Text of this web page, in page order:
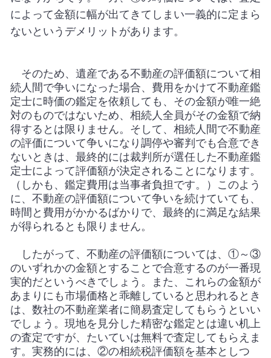
によって金額に幅が出てきてしまい一義的に定まら
ないというデメリットがあります。
そのため、遺産である不動産の評価額について相
続人間で争いになった場合、費用をかけて不動産鑑
定士に時価の鑑定を依頼しても、その金額が唯一絶
対のものではないため、相続人全員がその金額で納
得するとは限りません。そして、相続人間で不動産
の評価について争いになり調停や審判でも合意でき
ないときは、最終的には裁判所が選任した不動産鑑
定士によって評価額が決定されることになります。
（しかも、鑑定費用は当事者負担です。）このよう
に、不動産の評価額について争いを続けていても、
時間と費用がかかるばかりで、最終的に満足な結果
が得られるとも限りません。
したがって、不動産の評価額については、①～③
のいずれかの金額とすることで合意するのが一番現
実的だというべきでしょう。また、これらの金額が
あまりにも市場価格と乖離していると思われるとき
は、数社の不動産業者に簡易査定してもらうといい
でしょう。現地を見分した精密な鑑定とは違い机上
の査定ですが、たいていは無料で査定してもらえま
す。実務的には、②の相続税評価額を基本としつ